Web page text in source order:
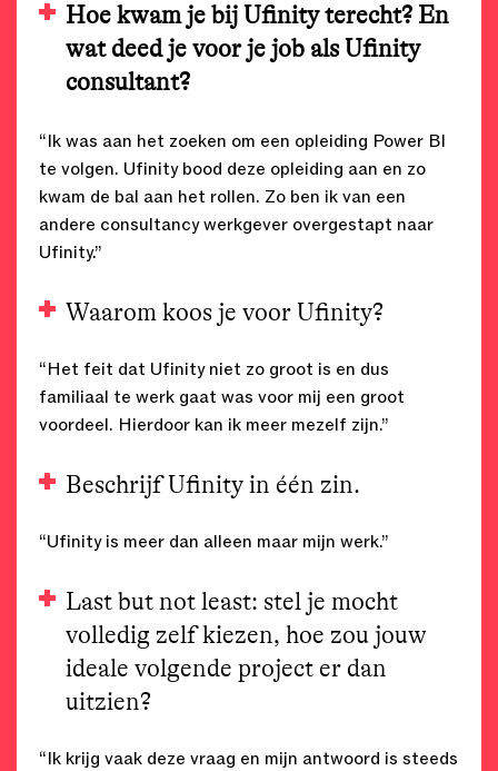
Hoe kwam je bij Ufinity terecht? En
wat deed je voor je job als Ufinity
consultant?
“Ik was aan het zoeken om een opleiding Power BI
te volgen. Ufinity bood deze opleiding aan en zo
kwam de bal aan het rollen. Zo ben ik van een
andere consultancy werkgever overgestapt naar
Ufinity.”
Waarom koos je voor Ufinity?
“Het feit dat Ufinity niet zo groot is en dus
familiaal te werk gaat was voor mij een groot
voordeel. Hierdoor kan ik meer mezelf zijn.”
Beschrijf Ufinity in één zin.
“Ufinity is meer dan alleen maar mijn werk.”
Last but not least: stel je mocht
volledig zelf kiezen, hoe zou jouw
ideale volgende project er dan
uitzien?
“Ik krijg vaak deze vraag en mijn antwoord is steeds